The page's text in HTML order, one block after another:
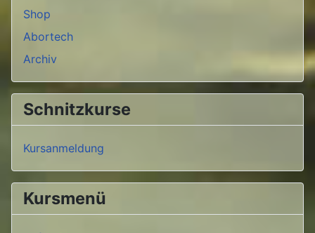
Shop
Abortech
Archiv
Schnitzkurse
Kursanmeldung
Kursmenü